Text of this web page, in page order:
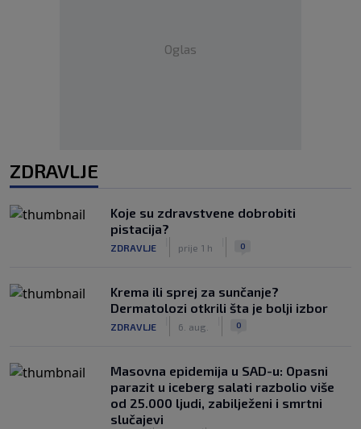
Oglas
ZDRAVLJE
Koje su zdravstvene dobrobiti
pistacija?
ZDRAVLJE prije 1 h 0
Krema ili sprej za sunčanje?
Dermatolozi otkrili šta je bolji izbor
ZDRAVLJE 6. aug. 0
Masovna epidemija u SAD-u: Opasni
parazit u iceberg salati razbolio više
od 25.000 ljudi, zabilježeni i smrtni
slučajevi